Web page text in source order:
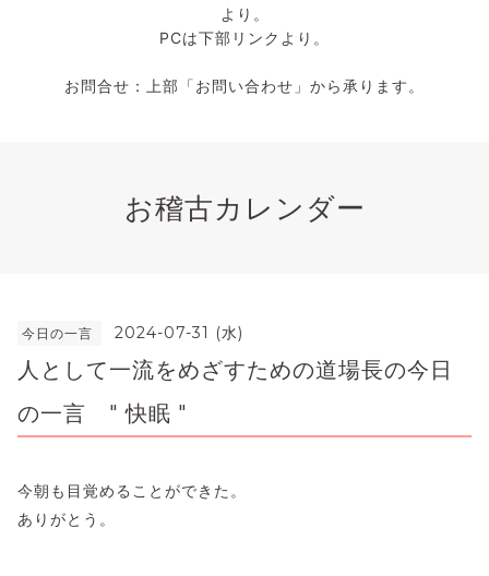
より。
PCは下部リンクより。
お問合せ：上部「お問い合わせ」から承ります。
お稽古カレンダー
今日の一言 2024-07-31 (水)
人として一流をめざすための道場長の今日
の一言 " 快眠 "
今朝も目覚めることができた。
ありがとう。